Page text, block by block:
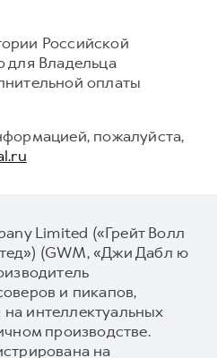
Российской
для Владельца
оплаты
пожалуйста,
Limited («Грейт Волл
(GWM, «Джи Дабл ю
и пикапов,
интеллектуальных
производстве.
на